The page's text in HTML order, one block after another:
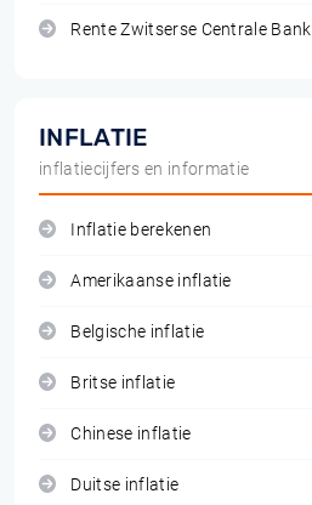
Rente Zwitserse Centrale Bank
INFLATIE
inflatiecijfers en informatie
Inflatie berekenen
Amerikaanse inflatie
Belgische inflatie
Britse inflatie
Chinese inflatie
Duitse inflatie